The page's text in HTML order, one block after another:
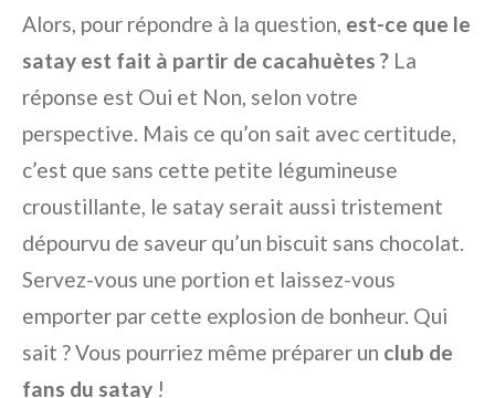
Alors, pour répondre à la question, est-ce que le
satay est fait à partir de cacahuètes ? La
réponse est Oui et Non, selon votre
perspective. Mais ce qu’on sait avec certitude,
c’est que sans cette petite légumineuse
croustillante, le satay serait aussi tristement
dépourvu de saveur qu’un biscuit sans chocolat.
Servez-vous une portion et laissez-vous
emporter par cette explosion de bonheur. Qui
sait ? Vous pourriez même préparer un club de
fans du satay !